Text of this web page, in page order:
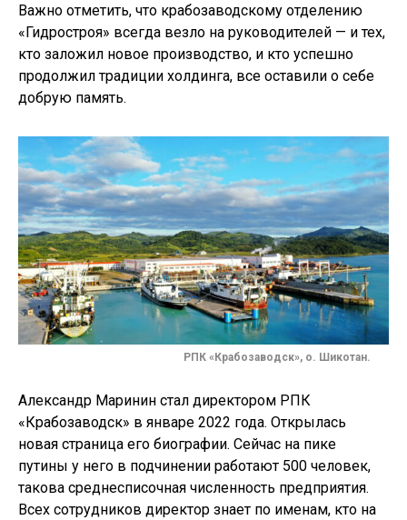
Важно отметить, что крабозаводскому отделению
«Гидростроя» всегда везло на руководителей — и тех,
кто заложил новое производство, и кто успешно
продолжил традиции холдинга, все оставили о себе
добрую память.
РПК «Крабозаводск», о. Шикотан.
Александр Маринин стал директором РПК
«Крабозаводск» в январе 2022 года. Открылась
новая страница его биографии. Сейчас на пике
путины у него в подчинении работают 500 человек,
такова среднесписочная численность предприятия.
Всех сотрудников директор знает по именам, кто на